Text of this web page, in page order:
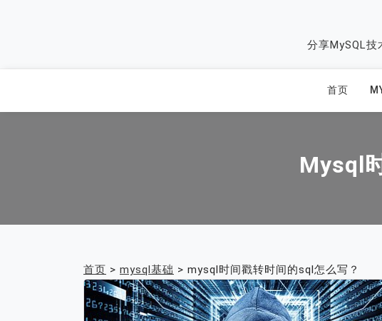
分享MySQL技
首页
Mysql
首页 > mysql基础 > mysql时间戳转时间的sql怎么写？